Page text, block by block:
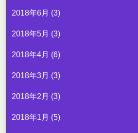
2018年6月 (3)
2018年5月 (3)
2018年4月 (6)
2018年3月 (3)
2018年2月 (3)
2018年1月 (5)